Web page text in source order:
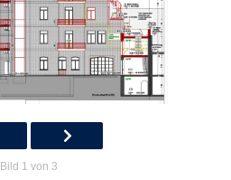
Bild 1 von 3